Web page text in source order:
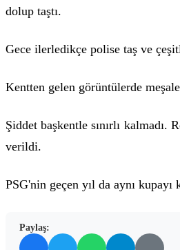
dolup taştı.
Gece ilerledikçe polise taş ve
Kentten gelen görüntülerde
Şiddet başkentle sınırlı
verildi.
PSG'nin geçen yıl da aynı kupayı
Paylaş: